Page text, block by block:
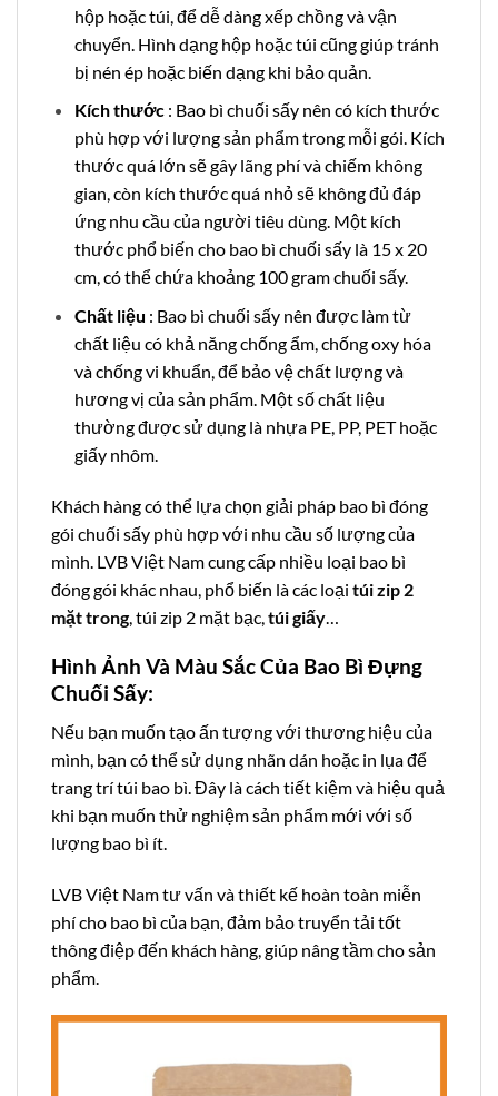
hộp hoặc túi, để dễ dàng xếp chồng và vận
chuyển. Hình dạng hộp hoặc túi cũng giúp tránh
bị nén ép hoặc biến dạng khi bảo quản.
Kích thước : Bao bì chuối sấy nên có kích thước
phù hợp với lượng sản phẩm trong mỗi gói. Kích
thước quá lớn sẽ gây lãng phí và chiếm không
gian, còn kích thước quá nhỏ sẽ không đủ đáp
ứng nhu cầu của người tiêu dùng. Một kích
thước phổ biến cho bao bì chuối sấy là 15 x 20
cm, có thể chứa khoảng 100 gram chuối sấy.
Chất liệu : Bao bì chuối sấy nên được làm từ
chất liệu có khả năng chống ẩm, chống oxy hóa
và chống vi khuẩn, để bảo vệ chất lượng và
hương vị của sản phẩm. Một số chất liệu
thường được sử dụng là nhựa PE, PP, PET hoặc
giấy nhôm.
Khách hàng có thể lựa chọn giải pháp bao bì đóng
gói chuối sấy phù hợp với nhu cầu số lượng của
mình. LVB Việt Nam cung cấp nhiều loại bao bì
đóng gói khác nhau, phổ biến là các loại túi zip 2
mặt trong, túi zip 2 mặt bạc, túi giấy
Hình Ảnh Và Màu Sắc Của Bao Bì Đựng
Chuối Sấy:
Nếu bạn muốn tạo ấn tượng với thương hiệu của
mình, bạn có thể sử dụng nhãn dán hoặc in lụa để
trang trí túi bao bì. Đây là cách tiết kiệm và hiệu quả
khi bạn muốn thử nghiệm sản phẩm mới với số
lượng bao bì ít.
LVB Việt Nam tư vấn và thiết kế hoàn toàn miễn
phí cho bao bì của bạn, đảm bảo truyển tải tốt
thông điệp đến khách hàng, giúp nâng tầm cho sản
phẩm.